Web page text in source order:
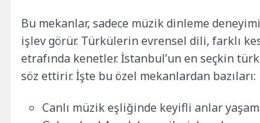
Bu mekanlar, sadece müzik dinleme
işlev görür. Türkülerin evrensel dili, farklı
etrafında kenetler. İstanbul’un en seçkin
söz ettirir. İşte bu özel mekanlardan bazıları:
Canlı müzik eşliğinde keyifli anlar